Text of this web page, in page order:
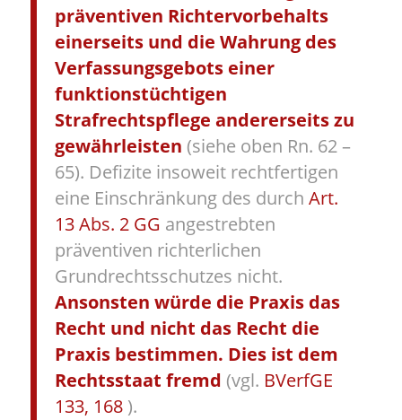
präventiven Richtervorbehalts
einerseits und die Wahrung des
Verfassungsgebots einer
funktionstüchtigen
Strafrechtspflege andererseits zu
gewährleisten (siehe oben Rn. 62 –
65). Defizite insoweit rechtfertigen
eine Einschränkung des durch Art.
13 Abs. 2 GG angestrebten
präventiven richterlichen
Grundrechtsschutzes nicht.
Ansonsten würde die Praxis das
Recht und nicht das Recht die
Praxis bestimmen. Dies ist dem
Rechtsstaat fremd (vgl. BVerfGE
133, 168).